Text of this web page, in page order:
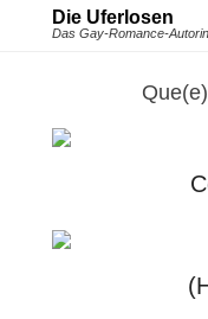
Die Uferlosen
Das Gay-Romance-